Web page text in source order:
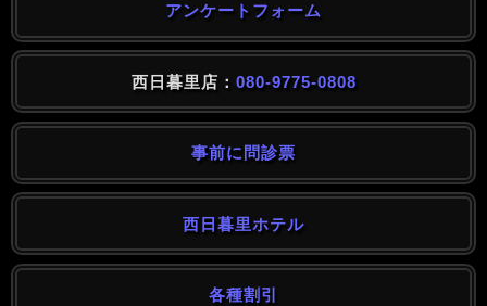
アンケートフォーム
西日暮里店： 080-9775-0808
事前に問診票
西日暮里ホテル
各種割引